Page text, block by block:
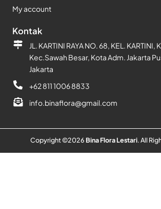
My account
Kontak
JL. KARTINI RAYA NO. 68, KEL. KARTINI,
Kec.Sawah Besar, Kota Adm. Jakarta
Jakarta
+62 811 1006 8833
info.binaflora@gmail.com
Copyright ©2026 Bina Flora Lestari. All